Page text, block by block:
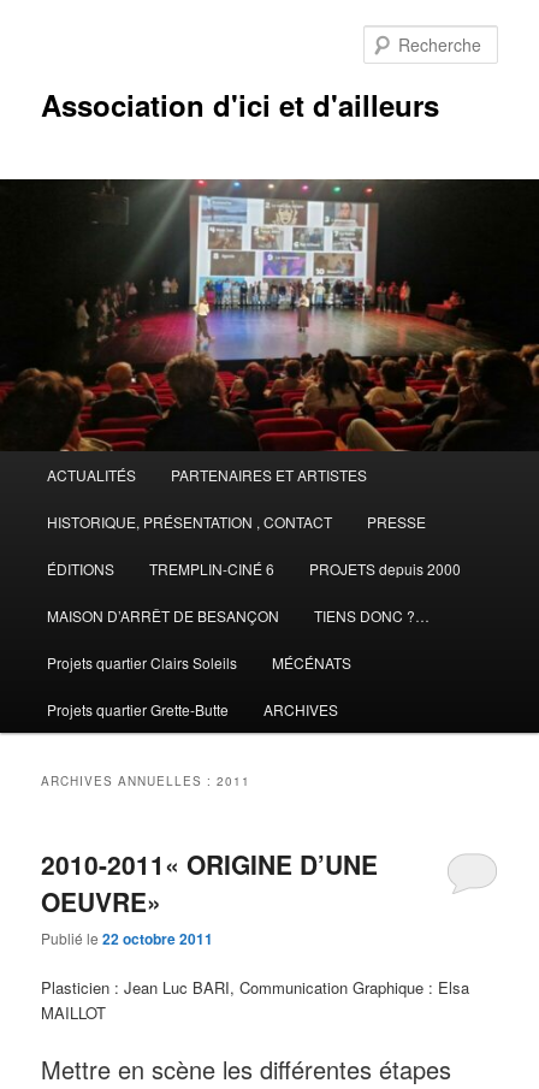
Association d'ici et d'ailleurs
principal
ACTUALITÉS PARTENAIRES ET ARTISTES
HISTORIQUE, PRÉSENTATION , CONTACT PRESSE
ÉDITIONS TREMPLIN-CINÉ 6 PROJETS depuis 2000
MAISON D’ARRÊT DE BESANÇON TIENS DONC ?…
Projets quartier Clairs Soleils MÉCÉNATS
Projets quartier Grette-Butte ARCHIVES
ARCHIVES ANNUELLES :2011
2010-2011« ORIGINE D’UNE
OEUVRE»
Publié le22 octobre 2011
Plasticien : Jean Luc BARI, Communication Graphique : Elsa
MAILLOT
Mettre en scène les différentes étapes